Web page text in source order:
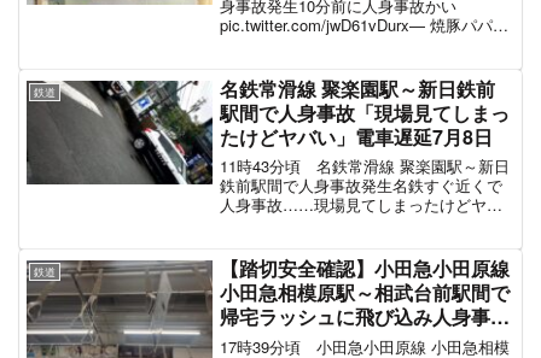
月1日
身事故発生10分前に人身事故かい
pic.twitter.com/jwD61vDurx— 焼豚パパ
鉄道
名鉄常滑線 聚楽園駅～新日鉄前
駅間で人身事故「現場見てしまっ
たけどヤバい」電車遅延7月8日
11時43分頃 名鉄常滑線 聚楽園駅～新日
鉄前駅間で人身事故発生名鉄すぐ近くで
人身事故……現場見てしまったけどヤバ
鉄道
【踏切安全確認】小田急小田原線
小田急相模原駅～相武台前駅間で
帰宅ラッシュに飛び込み人身事故
未遂「ギリギリ急ブレーキで接触
17時39分頃 小田急小田原線 小田急相模